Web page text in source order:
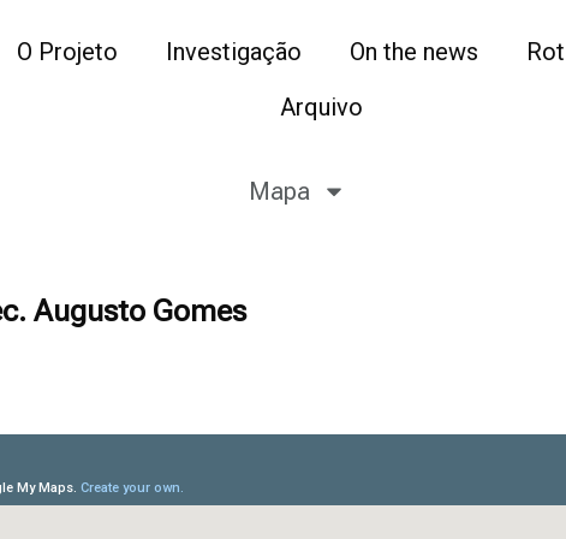
O Projeto Investigação On the news
Arquivo
Mapa
Augusto Gomes